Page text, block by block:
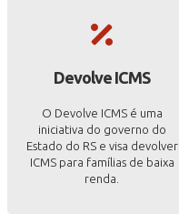
Devolve ICMS
O Devolve ICMS é uma
iniciativa do governo do
Estado do RS e visa devolver
ICMS para famílias de baixa
renda.